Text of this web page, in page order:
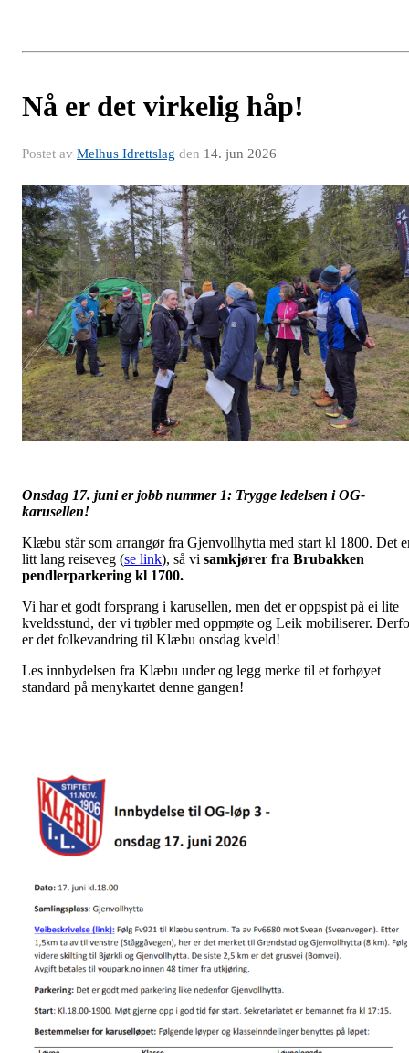
Nå er det virkelig håp!
Postet av Melhus Idrettslag den 14. jun 2026
Onsdag 17. juni er jobb nummer 1: Trygge ledelsen i OG-
karusellen!
Klæbu står som arrangør fra Gjenvollhytta med start kl 1800. Det
litt lang reiseveg (se link), så vi samkjører fra Brubakken
pendlerparkering kl 1700.
Vi har et godt forsprang i karusellen, men det er oppspist på ei lite
kveldsstund, der vi trøbler med oppmøte og Leik mobiliserer.
er det folkevandring til Klæbu onsdag kveld!
Les innbydelsen fra Klæbu under og legg merke til et forhøyet
standard på menykartet denne gangen!